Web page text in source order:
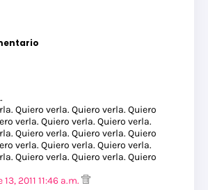
Quiero verla. Quiero verla. Quiero
verla. Quiero verla. Quiero verla.
Quiero verla. Quiero verla. Quiero
verla. Quiero verla. Quiero verla.
Quiero verla. Quiero verla. Quiero
2011 11:46 a.m.